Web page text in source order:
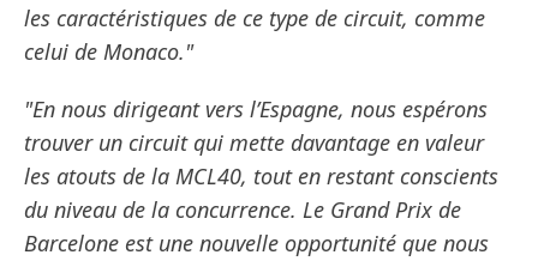
les caractéristiques de ce type de circuit, comme
celui de Monaco."
"En nous dirigeant vers l’Espagne, nous espérons
trouver un circuit qui mette davantage en valeur
les atouts de la MCL40, tout en restant conscients
du niveau de la concurrence. Le Grand Prix de
Barcelone est une nouvelle opportunité que nous